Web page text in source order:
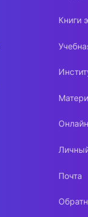
Книги
Почта